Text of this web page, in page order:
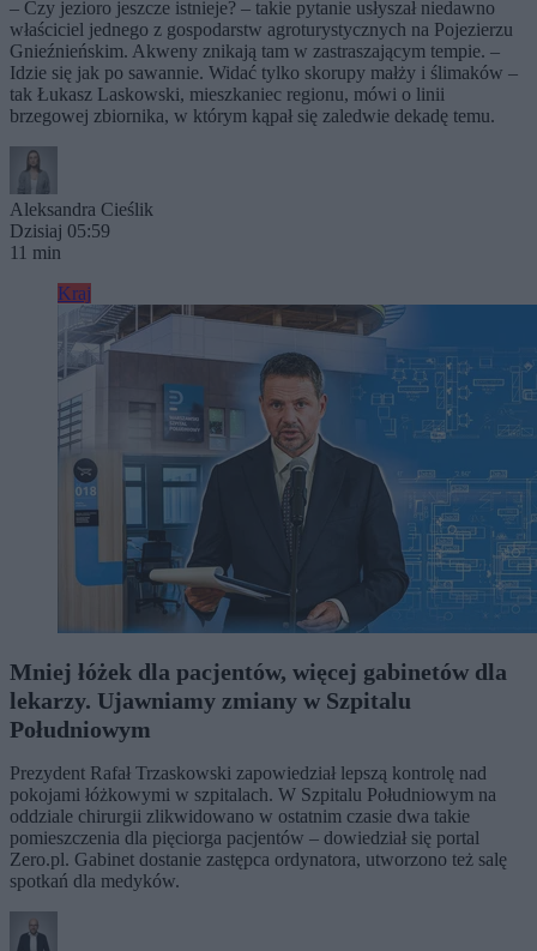
– Czy jezioro jeszcze istnieje? – takie pytanie usłyszał niedawno
właściciel jednego z gospodarstw agroturystycznych na Pojezierzu
Gnieźnieńskim. Akweny znikają tam w zastraszającym tempie. –
Idzie się jak po sawannie. Widać tylko skorupy małży i ślimaków –
tak Łukasz Laskowski, mieszkaniec regionu, mówi o linii
brzegowej zbiornika, w którym kąpał się zaledwie dekadę temu.
Aleksandra Cieślik
Dzisiaj 05:59
11 min
Kraj
Mniej łóżek dla pacjentów, więcej gabinetów dla
lekarzy. Ujawniamy zmiany w Szpitalu
Południowym
Prezydent Rafał Trzaskowski zapowiedział lepszą kontrolę nad
pokojami łóżkowymi w szpitalach. W Szpitalu Południowym na
oddziale chirurgii zlikwidowano w ostatnim czasie dwa takie
pomieszczenia dla pięciorga pacjentów – dowiedział się portal
Zero.pl. Gabinet dostanie zastępca ordynatora, utworzono też salę
spotkań dla medyków.